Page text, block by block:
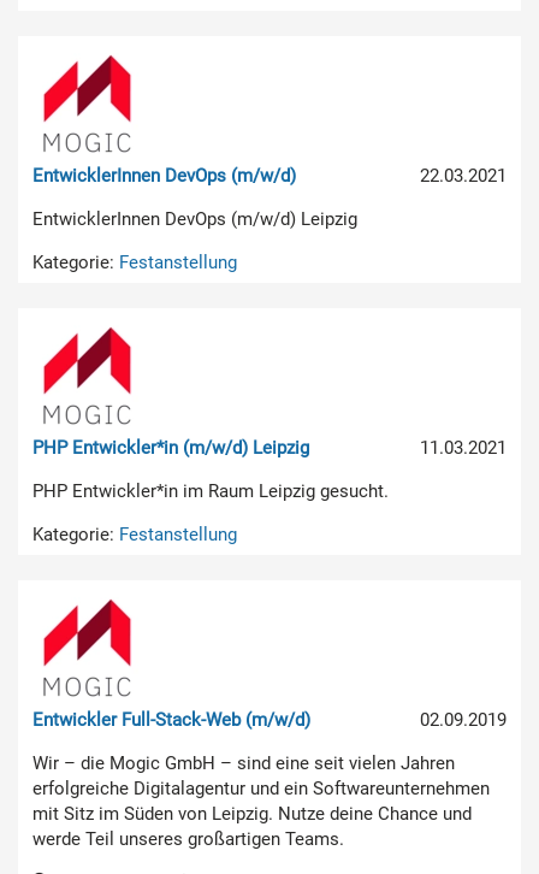
22.03.2021
EntwicklerInnen DevOps (m/w/d)
EntwicklerInnen DevOps (m/w/d) Leipzig
Kategorie: Festanstellung
11.03.2021
PHP Entwickler*in (m/w/d) Leipzig
PHP Entwickler*in im Raum Leipzig gesucht.
Kategorie: Festanstellung
02.09.2019
Entwickler Full-Stack-Web (m/w/d)
Wir – die Mogic GmbH – sind eine seit vielen Jahren
erfolgreiche Digitalagentur und ein Softwareunternehmen
mit Sitz im Süden von Leipzig. Nutze deine Chance und
werde Teil unseres großartigen Teams.